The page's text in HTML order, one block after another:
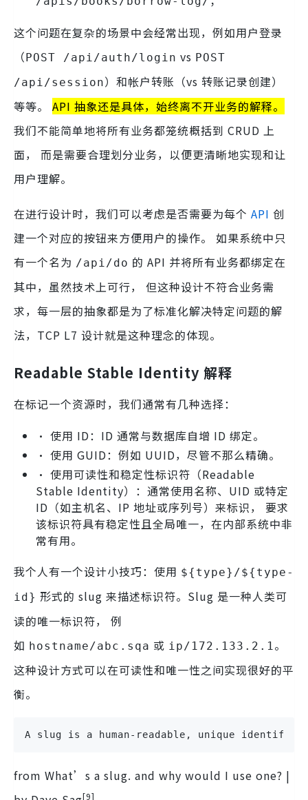
这个问题在复杂的场景中会经常出现，例如用户登录
（ POST /api/auth/login vs POST
/api/session）和帐户转账（vs 转账记录创建）
等等。 API 抽象还是具体，始终离不开业务的解释。
我们不能简单地将所有业务都笼统概括到 CRUD 上
面， 而是需要合理划分业务，以便更清晰地实现和让
用户理解。
在进行设计时，我们可以考虑是否需要为每个 API 创
建一个对应的按钮来方便用户的操作。 如果系统中只
有一个名为 /api/do 的 API 并将所有业务都绑定在
其中，虽然技术上可行， 但这种设计不符合业务需
求，每一层的抽象都是为了标准化解决特定问题的解
法，TCP L7 设计就是这种理念的体现。
Readable Stable Identity 解释
在标记一个资源时，我们通常有几种选择：
• 使用 ID：ID 通常与数据库自增 ID 绑定。
• 使用 GUID：例如 UUID，尽管不那么精确。
• 使用可读性和稳定性标识符（Readable
Stable Identity）：通常使用名称、UID 或特定
ID（如主机名、IP 地址或序列号）来标识， 要求
该标识符具有稳定性且全局唯一，在内部系统中非
常有用。
我个人有一个设计小技巧：使用 ${type}/${type-
id} 形式的 slug 来描述标识符。Slug 是一种人类可
读的唯一标识符， 例
如 hostname/abc.sqa 或 ip/172.133.2.1。
这种设计方式可以在可读性和唯一性之间实现很好的平
衡。
A slug is a human-readable, unique
from What’s a slug. and why would I use one? |
[9]